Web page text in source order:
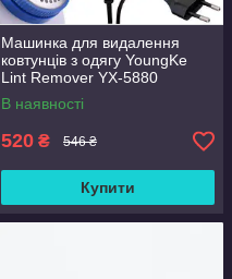
Машинка для видалення
ковтунців з одягу YoungKe
Lint Remover YX-5880
(1756374728)
В наявності
520 ₴ 546 ₴
Купити